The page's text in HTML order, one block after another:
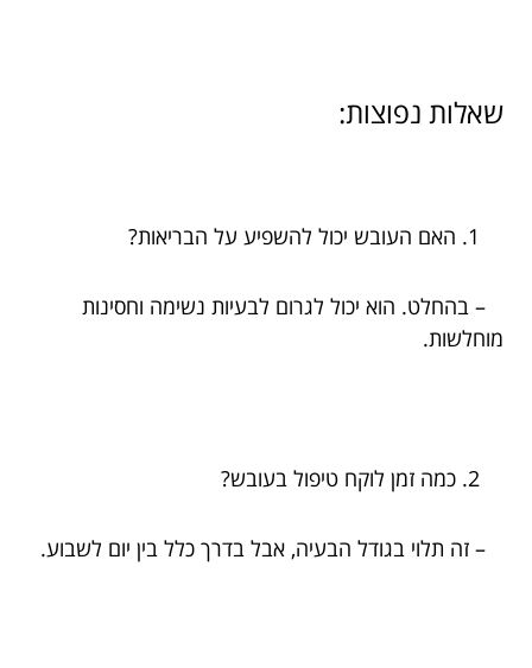
שאלות נפוצות:
האם העובש יכול להשפיע על הבריאות?
– בהחלט. הוא יכול לגרום לבעיות נשימה וחסינות
מוחלשות.
כמה זמן לוקח טיפול בעובש?
– זה תלוי בגודל הבעיה, אבל בדרך כלל בין יום לשבוע.